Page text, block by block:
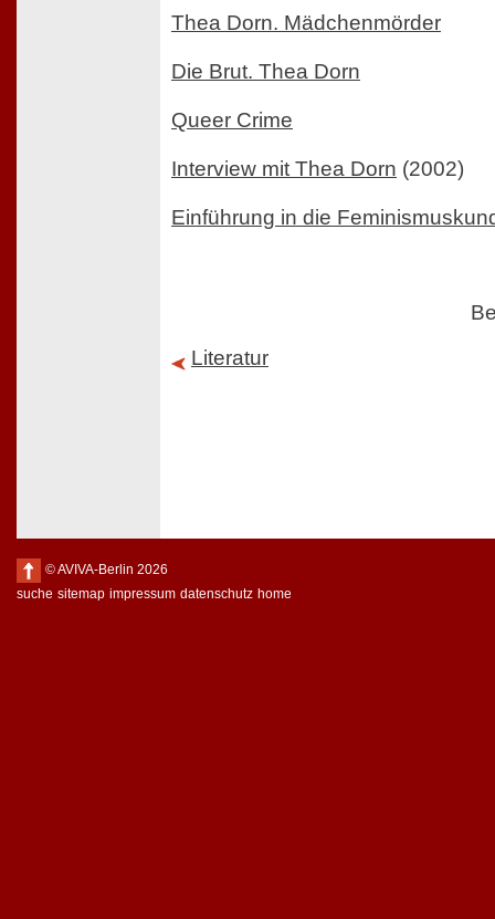
Thea Dorn. Mädchenmörder
Die Brut. Thea Dorn
Queer Crime
Interview mit Thea Dorn (2002)
Einführung in die
Literatur
© AVIVA-Berlin 2026
suche sitemap impressum datenschutz home